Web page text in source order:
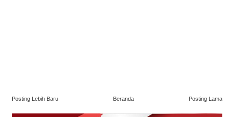
Posting Lebih Baru Posting Lama
Beranda